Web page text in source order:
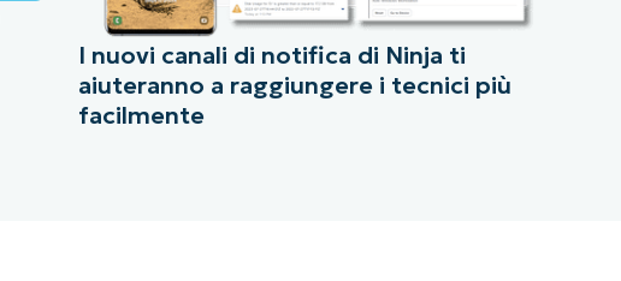
I nuovi canali di notifica di Ninja ti
aiuteranno a raggiungere i tecnici più
facilmente